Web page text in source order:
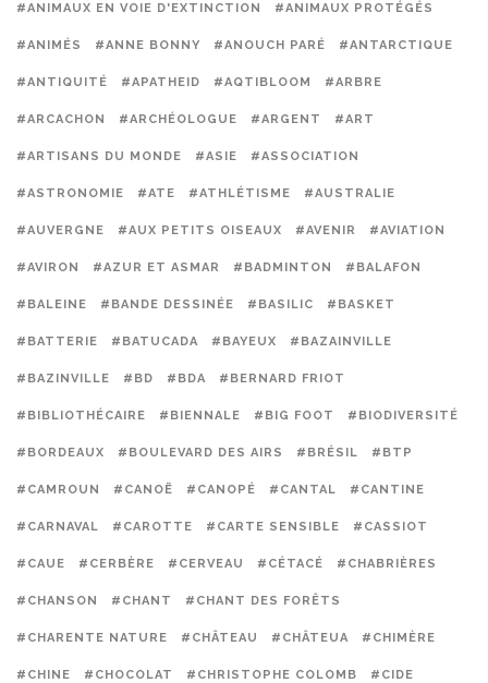
#ANIMAUX EN VOIE D'EXTINCTION #ANIMAUX PROTÉGÉS
#ANIMÉS #ANNE BONNY #ANOUCH PARÉ #ANTARCTIQUE
#ANTIQUITÉ #APATHEID #AQTIBLOOM #ARBRE
#ARCACHON #ARCHÉOLOGUE #ARGENT #ART
#ARTISANS DU MONDE #ASIE #ASSOCIATION
#ASTRONOMIE #ATE #ATHLÉTISME #AUSTRALIE
#AUVERGNE #AUX PETITS OISEAUX #AVENIR #AVIATION
#AVIRON #AZUR ET ASMAR #BADMINTON #BALAFON
#BALEINE #BANDE DESSINÉE #BASILIC #BASKET
#BATTERIE #BATUCADA #BAYEUX #BAZAINVILLE
#BAZINVILLE #BD #BDA #BERNARD FRIOT
#BIBLIOTHÉCAIRE #BIENNALE #BIG FOOT #BIODIVERSITÉ
#BORDEAUX #BOULEVARD DES AIRS #BRÉSIL #BTP
#CAMROUN #CANOË #CANOPÉ #CANTAL #CANTINE
#CARNAVAL #CAROTTE #CARTE SENSIBLE #CASSIOT
#CAUE #CERBÈRE #CERVEAU #CÉTACÉ #CHABRIÈRES
#CHANSON #CHANT #CHANT DES FORÊTS
#CHARENTE NATURE #CHÂTEAU #CHÂTEUA #CHIMÈRE
#CHINE #CHOCOLAT #CHRISTOPHE COLOMB #CIDE